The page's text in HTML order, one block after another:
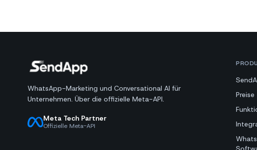
WhatsApp-Marketing und Conversational AI für
Unternehmen. Über die offizielle Meta-API.
Meta Tech Partner
Offizielle Meta-API
Preise